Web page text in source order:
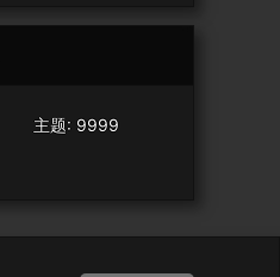
主题: 9999